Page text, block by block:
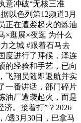
意冲破“无核三准
以色列第12频道3月
正在遭袭起火的炼油
×逛展×夜逛 为什么
之城 #跟着石马去
度进行了拜候，泽连
的经验和手艺，已向
飞翔员随即返航并实
一番讲话，部门碎片
油厂遭袭起火，而是
济。接着打”？2026
/透3月30日，巴拿马